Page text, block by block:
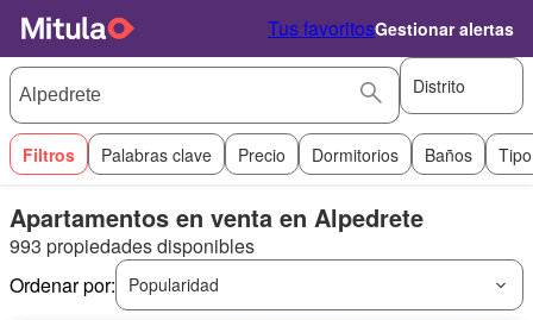
Tus favoritosGestionar alertas
Distrito
Filtros Palabras clave Precio Dormitorios Baños
Apartamentos en venta en Alpedrete
993 propiedades disponibles
Ordenar por:
Popularidad